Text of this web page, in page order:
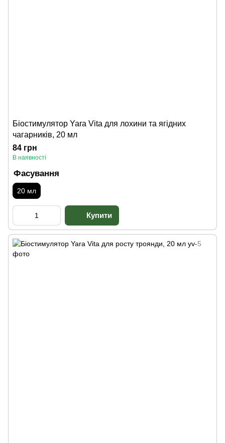
Біостимулятор Yara Vita для лохини та ягідних
чагарників, 20 мл
84 грн
В наявності
Фасування
20 мл